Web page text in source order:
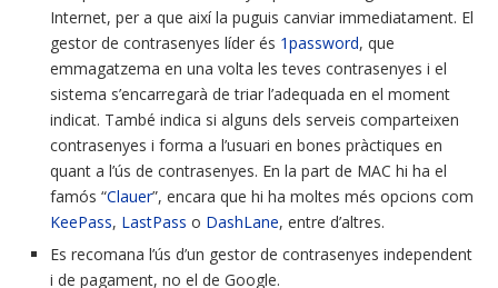
Internet, per a que així la puguis canviar immediatament. El
gestor de contrasenyes líder és 1password, que
emmagatzema en una volta les teves contrasenyes i el
sistema s’encarregarà de triar l’adequada en el moment
indicat. També indica si alguns dels serveis comparteixen
contrasenyes i forma a l’usuari en bones pràctiques en
quant a l’ús de contrasenyes. En la part de MAC hi ha el
famós “Clauer”, encara que hi ha moltes més opcions com
KeePass, LastPass o DashLane, entre d’altres.
Es recomana l’ús d’un gestor de contrasenyes independent
i de pagament, no el de Google.